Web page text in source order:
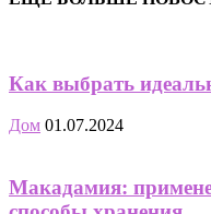
Как выбрать
Дом 01.07.2024
Макадамия: